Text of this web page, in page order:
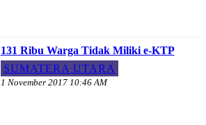
131 Ribu Warga Tidak Miliki e-KTP
SUMATERA UTARA
1 November 2017 10:46 AM